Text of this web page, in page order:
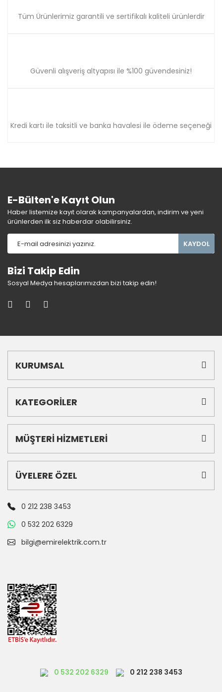
Tüm Ürünlerimiz garantili ve sertifikalı kaliteli ürünlerdir
Güvenli alışveriş altyapısı ile %100 güvendesiniz!
Kredi kartı ile taksitli ve banka havalesi ile ödeme seçeneği
E-Bülten'e Kayıt Olun
Haber listemize kayıt olarak kampanyalardan, indirim ve yeni
ürünlerden ilk siz haberdar olabilirsiniz.
KAYDOL
Bizi Takip Edin
Sosyal Medya hesaplarımızdan bizi takip edin!
KURUMSAL
KATEGORİLER
MÜŞTERİ HİZMETLERİ
ÜYELERE ÖZEL
0 212 238 3453
0 532 202 6329
bilgi@emirelektrik.com.tr
0 532 202 6329 0 212 238 3453